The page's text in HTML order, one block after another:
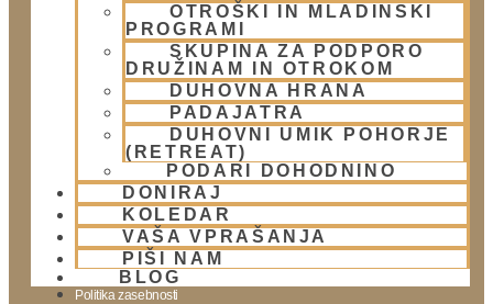
OTROŠKI IN MLADINSKI
PROGRAMI
SKUPINA ZA PODPORO
DRUŽINAM IN OTROKOM
DUHOVNA HRANA
PADAJATRA
DUHOVNI UMIK POHORJE
(RETREAT)
PODARI DOHODNINO
DONIRAJ
KOLEDAR
VAŠA VPRAŠANJA
PIŠI NAM
BLOG
Klikni gumb spodaj.
Doniraj
Obišči nas
Lokacija
Urnik templja
Nedeljsko srečanje
Parkiranje
Politika zasebnosti